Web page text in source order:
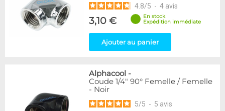
4.8/5 - 4 avis
3,10 €
En stock
Expédition immédiate
Ajouter au panier
Alphacool -
Coude 1/4" 90° Femelle / Femelle
- Noir
5/5 - 5 avis